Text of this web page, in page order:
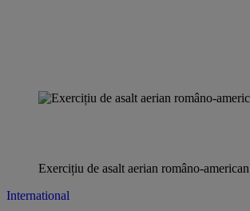
Exercițiu de asalt aerian româno-
International